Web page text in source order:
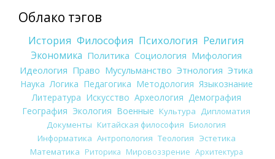
Облако тэгов
История Философия Психология Религия
Экономика Политика Социология Мифология
Идеология Право Мусульманство Этнология Этика
Наука Логика Педагогика Методология Языкознание
Литература Искусство Археология Демография
География Экология Военные Культура
Дипломатия
Документы Китайская философия Биология
Информатика Антропология Теология Эстетика
Математика Риторика Мировоззрение Архитектура